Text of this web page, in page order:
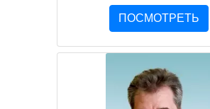
ПОСМОТРЕТЬ